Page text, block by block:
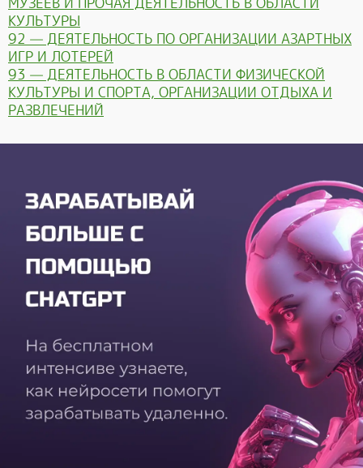
КУЛЬТУРЫ
92 — ДЕЯТЕЛЬНОСТЬ ПО ОРГАНИЗАЦИИ АЗАРТНЫХ
ИГР И ЛОТЕРЕЙ
93 — ДЕЯТЕЛЬНОСТЬ В ОБЛАСТИ ФИЗИЧЕСКОЙ
КУЛЬТУРЫ И СПОРТА, ОРГАНИЗАЦИИ ОТДЫХА И
РАЗВЛЕЧЕНИЙ